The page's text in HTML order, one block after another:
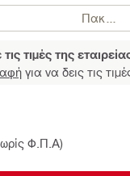
τιμές της
για να δεις τις
Φ.Π.Α)